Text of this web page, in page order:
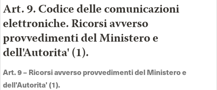
Art. 9. Codice delle comunicazioni
elettroniche. Ricorsi avverso
provvedimenti del Ministero e
dell'Autorita' (1).
Art. 9 –Ricorsi avverso provvedimenti del Ministero e
dell'Autorita' (1).